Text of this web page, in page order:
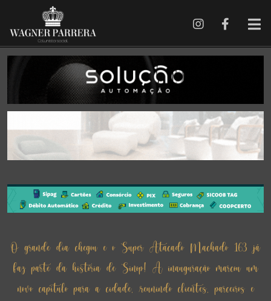
O grande dia chegou e o Super Atacado Machado 163 já
faz parte da história de Sinop! A inauguração marcou um
novo capítulo para a cidade, reunindo clientes, parceiros e